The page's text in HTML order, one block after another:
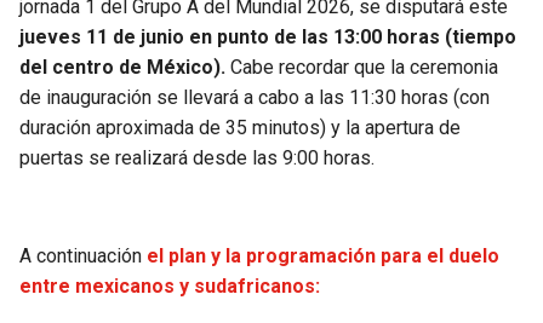
jornada 1 del Grupo A del Mundial 2026, se disputará este
jueves 11 de junio en punto de las 13:00 horas (tiempo
del centro de México). Cabe recordar que la ceremonia
de inauguración se llevará a cabo a las 11:30 horas (con
duración aproximada de 35 minutos) y la apertura de
puertas se realizará desde las 9:00 horas.
A continuación el plan y la programación para el duelo
entre mexicanos y sudafricanos: